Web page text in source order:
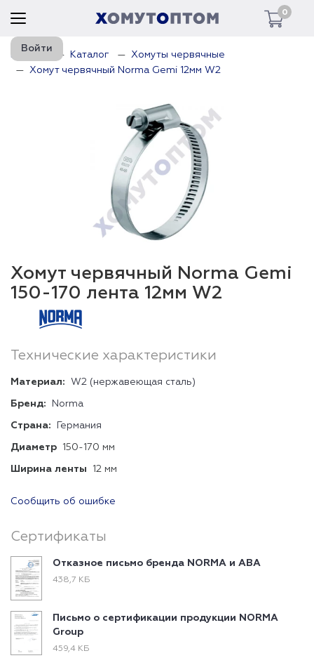
0
Войти
Главная Каталог
Хомуты червячные
Хомут червячный Norma Gemi 12мм W2
Хомут червячный Norma Gemi
150-170 лента 12мм W2
Технические характеристики
Материал: W2 (нержавеющая сталь)
Бренд: Norma
Страна: Германия
Диаметр 150-170 мм
Ширина ленты 12 мм
Сообщить об ошибке
Сертификаты
Отказное письмо бренда NORMA и ABA
438,7 КБ
Письмо о сертификации продукции NORMA
Group
459,4 КБ